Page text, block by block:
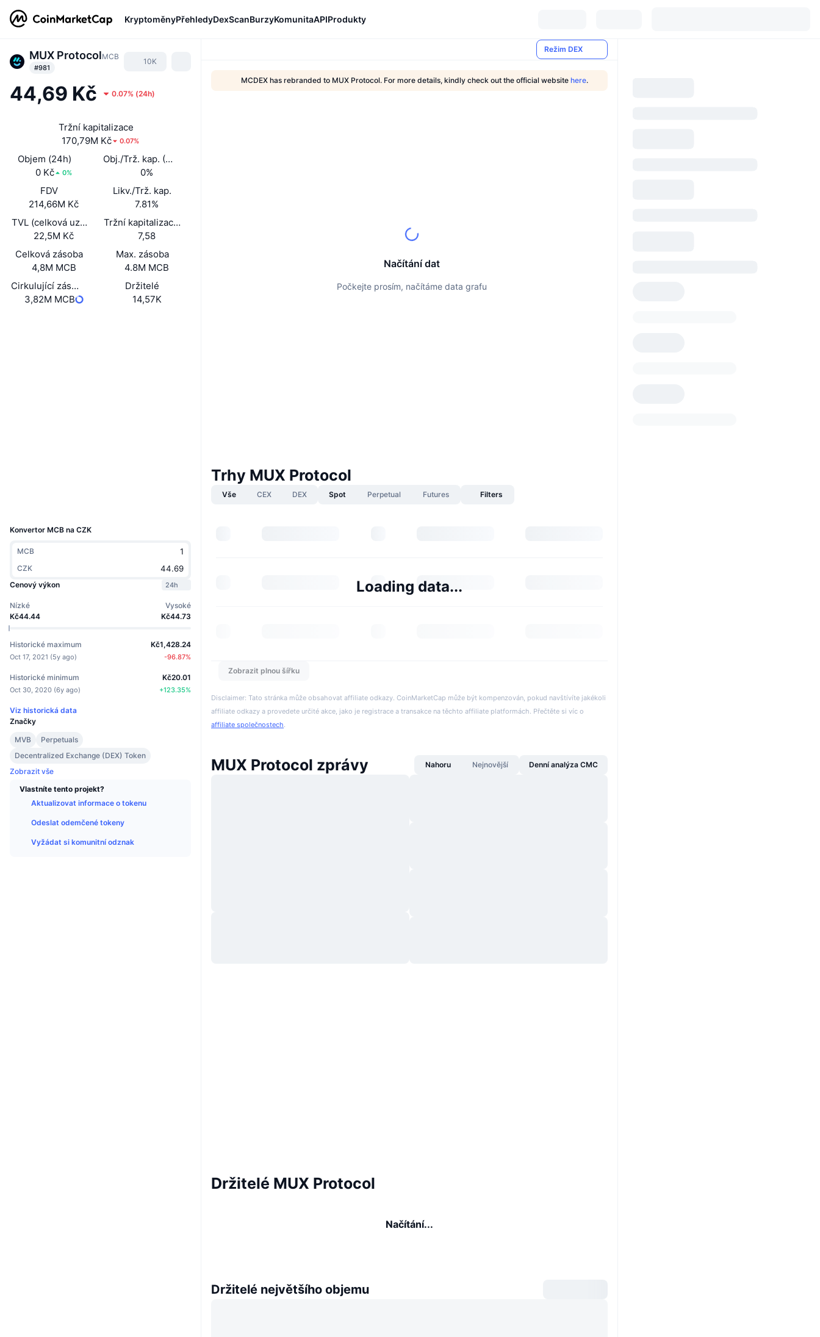
KryptoměnyPřehledyDexScanBurzyKomunitaAPIProdukty
MUX ProtocolMCB
#981
10K
44,69 Kč 0.07% (24h)
Tržní kapitalizace
170,79M Kč
0.07%
Objem (24h)
0 Kč
0%
Obj./Trž. kap. (24 h)
0%
FDV
214,66M Kč
Likv./Trž. kap.
7.81%
TVL (celková uzamčená hodnota)
22,5M Kč
Tržní kapitalizace / TVL
7,58
Celková zásoba
4,8M MCB
Max. zásoba
4.8M MCB
Cirkulující zásoba
3,82M MCB
Držitelé
14,57K
Konvertor MCB na CZK
MCB
CZK
Cenový výkon
24h
Nízké
Kč44.44
Vysoké
Kč44.73
Historické maximum
Oct 17, 2021 (5y ago)
Kč1,428.24
-96.87%
Historické minimum
Oct 30, 2020 (6y ago)
Kč20.01
+123.35%
Viz historická data
Značky
MVB
Perpetuals
Decentralized Exchange (DEX) Token
Zobrazit vše
Vlastníte tento projekt?
Aktualizovat informace o tokenu
Odeslat odemčené tokeny
Vyžádat si komunitní odznak
Režim DEX
MCDEX has rebranded to MUX Protocol. For more details, kindly check out the official website here.
Načítání dat
Počkejte prosím, načítáme data grafu
Trhy MUX Protocol
Vše CEX DEX Spot Perpetual Futures Filters
Loading data...
Zobrazit plnou šířku
Disclaimer: Tato stránka může obsahovat affiliate odkazy. CoinMarketCap může být kompenzován, pokud navštívíte jakékoli
affiliate odkazy a provedete určité akce, jako je registrace a transakce na těchto affiliate platformách. Přečtěte si víc o
affiliate společnostech.
MUX Protocol zprávy Nahoru Nejnovější Denní analýza CMC
Držitelé MUX Protocol
Načítání...
Držitelé největšího objemu